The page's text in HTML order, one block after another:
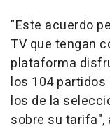
"Este acuerdo
TV que tengan
plataforma
los 104
los de la
sobre su tarifa",